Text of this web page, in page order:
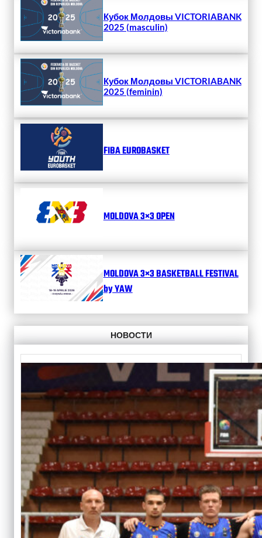
Кубок Молдовы VICTORIABANK
2025 (masculin)
Кубок Молдовы VICTORIABANK
2025 (feminin)
FIBA EUROBASKET
MOLDOVA 3×3 OPEN
MOLDOVA 3×3 BASKETBALL FESTIVAL
by YAW
НОВОСТИ